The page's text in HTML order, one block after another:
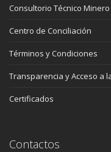
Consultorio Técnico Minero
Centro de Conciliación
Términos y Condiciones
Transparencia y Acceso a
Certificados
Contactos